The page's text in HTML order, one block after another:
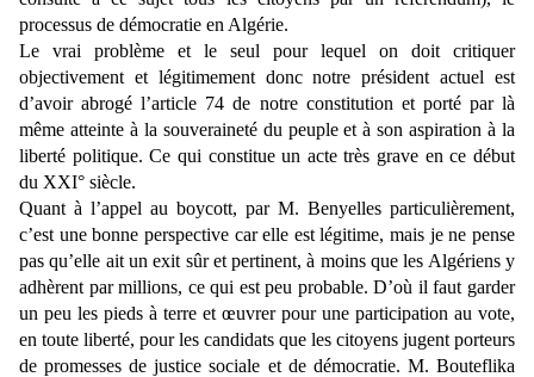
processus de démocratie en Algérie.
Le vrai problème et le seul pour lequel on doit critiquer
objectivement et légitimement donc notre président actuel est
d’avoir abrogé l’article 74 de notre constitution et porté par là
même atteinte à la souveraineté du peuple et à son aspiration à la
liberté politique. Ce qui constitue un acte très grave en ce début
du XXI° siècle.
Quant à l’appel au boycott, par M. Benyelles particulièrement,
c’est une bonne perspective car elle est légitime, mais je ne pense
pas qu’elle ait un exit sûr et pertinent, à moins que les Algériens y
adhèrent par millions, ce qui est peu probable. D’où il faut garder
un peu les pieds à terre et œuvrer pour une participation au vote,
en toute liberté, pour les candidats que les citoyens jugent porteurs
de promesses de justice sociale et de démocratie. M. Bouteflika